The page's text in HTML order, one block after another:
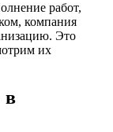
работ,
компания
Это
их
в